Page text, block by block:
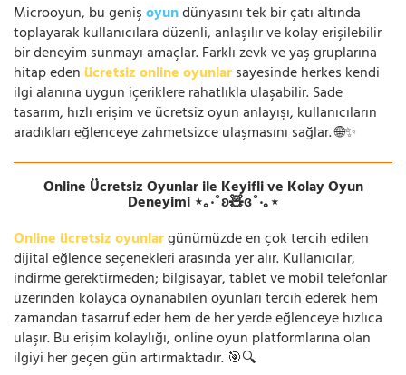
Microoyun, bu genişoyundünyasını tek bir çatı altında
toplayarak kullanıcılara düzenli, anlaşılır ve kolay erişilebilir
bir deneyim sunmayı amaçlar. Farklı zevk ve yaş gruplarına
hitap eden ücretsiz online oyunlarsayesinde herkes kendi
ilgi alanına uygun içeriklere rahatlıkla ulaşabilir. Sade
tasarım, hızlı erişim ve ücretsiz oyun anlayışı, kullanıcıların
aradıkları eğlenceye zahmetsizce ulaşmasını sağlar. 🌐✨
Online Ücretsiz Oyunlar ile Keyifli ve Kolay Oyun
Deneyimi ⋆｡‧˚ʚ🧸ɞ˚‧｡⋆
Online ücretsiz oyunlargünümüzde en çok tercih edilen
dijital eğlence seçenekleri arasında yer alır. Kullanıcılar,
indirme gerektirmeden; bilgisayar, tablet ve mobil telefonlar
üzerinden kolayca oynanabilen oyunları tercih ederek hem
zamandan tasarruf eder hem de her yerde eğlenceye hızlıca
ulaşır. Bu erişim kolaylığı, online oyun platformlarına olan
ilgiyi her geçen gün artırmaktadır. 🎯🔍